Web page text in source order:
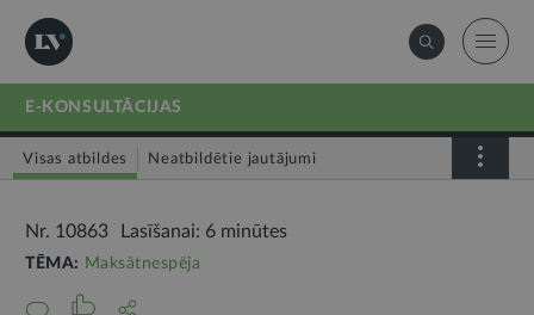
E-KONSULTĀCIJAS
Visas atbildes Neatbildētie jautājumi
Nr. 10863 Lasīšanai: 6 minūtes
TĒMA: Maksātnespēja